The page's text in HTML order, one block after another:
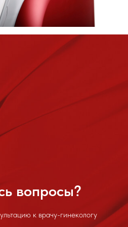
вопросы?
к врачу-гинекологу
Мы в соц. сетях
№Л041-
40-01-
№Л041-01158-